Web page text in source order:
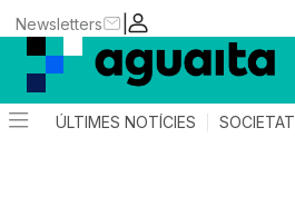
|
Newsletters
ÚLTIMES NOTÍCIES SOCIETAT